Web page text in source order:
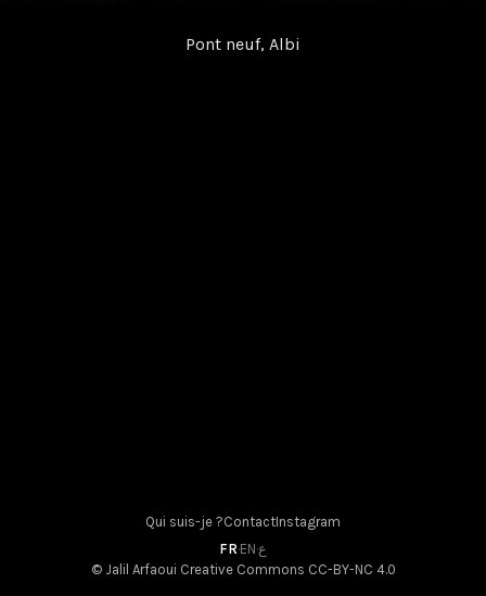
Pont neuf, Albi
Qui suis-je ?ContactInstagram
FR·EN·ع
© Jalil Arfaoui Creative Commons CC-BY-NC 4.0